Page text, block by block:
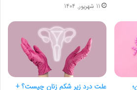
11 شهریور, 1404
علت درد زیر شکم زنان چیست؟ +